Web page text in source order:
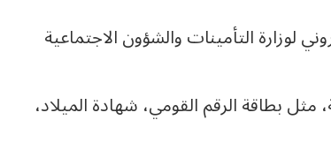
لوزارة التأمينات والشؤون الاجتماعية
بطاقة الرقم القومي، شهادة الميلاد،